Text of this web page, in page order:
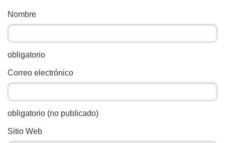
Nombre
obligatorio
Correo electrónico
obligatorio (no publicado)
Sitio Web